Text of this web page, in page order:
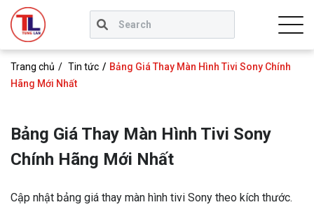
Trang chủ Tin tức
Bảng Giá Thay Màn Hình Tivi Sony Chính
Hãng Mới Nhất
Bảng Giá Thay Màn Hình Tivi Sony
Chính Hãng Mới Nhất
Cập nhật bảng giá thay màn hình tivi Sony theo kích thước.